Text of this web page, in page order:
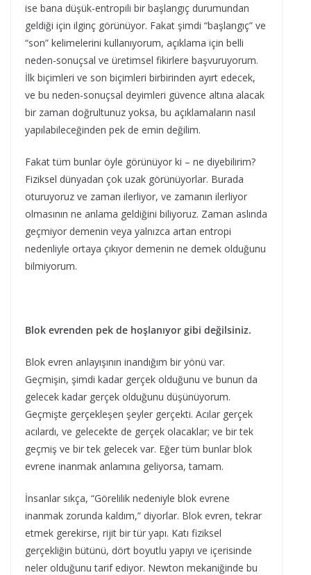
ise bana düşük-entropili bir başlangıç durumundan
geldiği için ilginç görünüyor. Fakat şimdi “başlangıç” ve
“son” kelimelerini kullanıyorum, açıklama için belli
neden-sonuçsal ve üretimsel fikirlere başvuruyorum.
İlk biçimleri ve son biçimleri birbirinden ayırt edecek,
ve bu neden-sonuçsal deyimleri güvence altına alacak
bir zaman doğrultunuz yoksa, bu açıklamaların nasıl
yapılabileceğinden pek de emin değilim.
Fakat tüm bunlar öyle görünüyor ki – ne diyebilirim?
Fiziksel dünyadan çok uzak görünüyorlar. Burada
oturuyoruz ve zaman ilerliyor, ve zamanın ilerliyor
olmasının ne anlama geldiğini biliyoruz. Zaman aslında
geçmiyor demenin veya yalnızca artan entropi
nedenliyle ortaya çıkıyor demenin ne demek olduğunu
bilmiyorum.
Blok evrenden pek de hoşlanıyor gibi değilsiniz.
Blok evren anlayışının inandığım bir yönü var.
Geçmişin, şimdi kadar gerçek olduğunu ve bunun da
gelecek kadar gerçek olduğunu düşünüyorum.
Geçmişte gerçekleşen şeyler gerçekti. Acılar gerçek
acılardı, ve gelecekte de gerçek olacaklar; ve bir tek
geçmiş ve bir tek gelecek var. Eğer tüm bunlar blok
evrene inanmak anlamına geliyorsa, tamam.
İnsanlar sıkça, “Görelilik nedeniyle blok evrene
inanmak zorunda kaldım,” diyorlar. Blok evren, tekrar
etmek gerekirse, rijit bir tür yapı. Katı fiziksel
gerçekliğin bütünü, dört boyutlu yapıyı ve içerisinde
neler olduğunu tarif ediyor. Newton mekaniğinde bu